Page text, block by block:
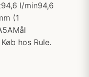
l/min94,6
(1
hos Rule.